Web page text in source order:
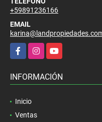
+59891236166
EMAIL
FacebookInstagramYouTube
INFORMACIÓN
Inicio
Ventas